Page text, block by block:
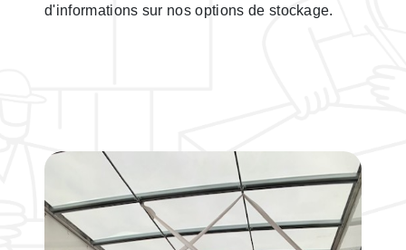
d'informations sur nos options de stockage.